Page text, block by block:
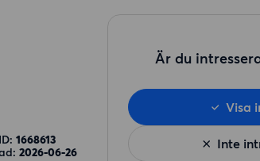
1668613
2026-06-26
Är du
Inte
Visa